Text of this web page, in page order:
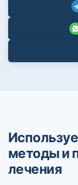
методы и
лечения